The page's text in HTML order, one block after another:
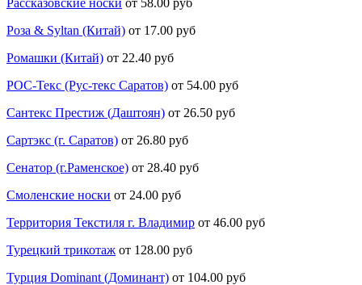
Роза & Syltan (Китай) от 17.00 руб
Ромашки (Китай) от 22.40 руб
РОС-Текс (Рус-текс Саратов) от 54.00 руб
Сантекс Престиж (Даштоян) от 26.50 руб
Сартэкс (г. Саратов) от 26.80 руб
Сенатор (г.Раменское) от 28.40 руб
Смоленские носки от 24.00 руб
Территория Текстиля г. Владимир от 46.00 руб
Турецкий трикотаж от 128.00 руб
Турция Dominant (Доминант) от 104.00 руб